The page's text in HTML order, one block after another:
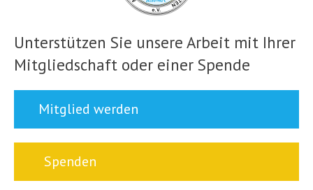
Unterstützen Sie unsere Arbeit mit Ihrer
Mitgliedschaft oder einer Spende
Mitglied werden
Spenden